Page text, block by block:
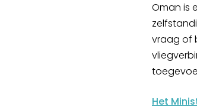
Oman is
vraag of
Het